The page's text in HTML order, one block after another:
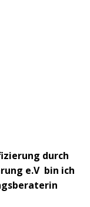
durch
e.V bin ich